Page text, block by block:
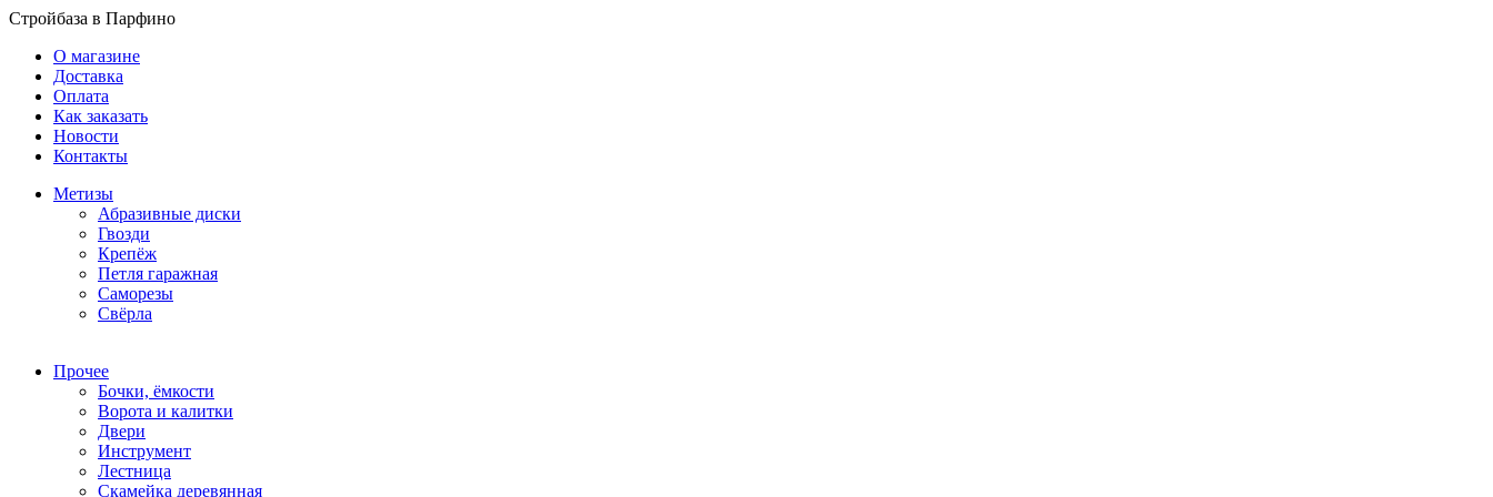
Стройбаза в Парфино
О магазине
Доставка
Оплата
Как заказать
Новости
Контакты
Метизы
Абразивные диски
Гвозди
Крепёж
Петля гаражная
Саморезы
Свёрла
Прочее
Бочки, ёмкости
Ворота и калитки
Двери
Инструмент
Лестница
Скамейка деревянная